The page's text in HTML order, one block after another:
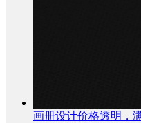
画册设计价格透明，